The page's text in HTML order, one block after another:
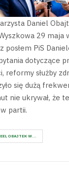
Daniel
29 maja
posłem PiS
dotyczące
reformy służby
się dużą
nie ukrywał, że
partii.
OBAJTEK W...